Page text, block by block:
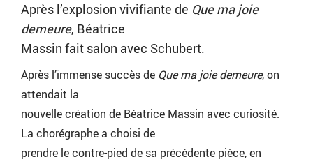
Après l’explosion vivifiante de Que ma joie
demeure, Béatrice
Massin fait salon avec Schubert.
Après l’immense succès de Que ma joie demeure, on
attendait la
nouvelle création de Béatrice Massin avec curiosité.
La chorégraphe a choisi de
prendre le contre-pied de sa précédente pièce, en